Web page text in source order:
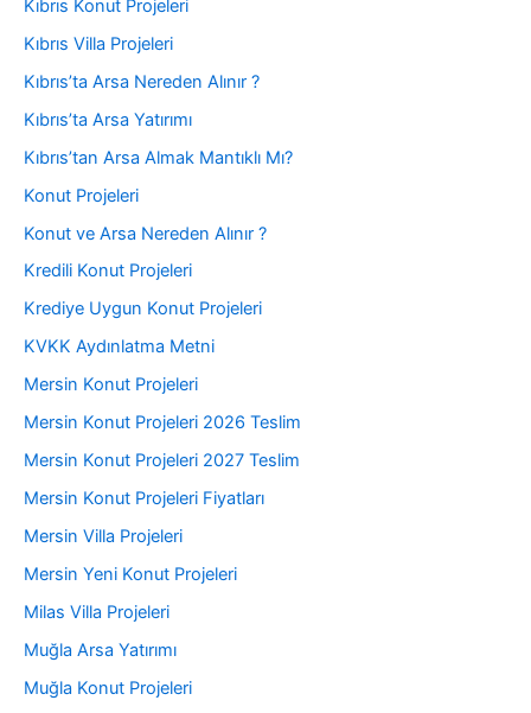
Kıbrıs Konut Projeleri
Kıbrıs Villa Projeleri
Kıbrıs’ta Arsa Nereden Alınır ?
Kıbrıs’ta Arsa Yatırımı
Kıbrıs’tan Arsa Almak Mantıklı Mı?
Konut Projeleri
Konut ve Arsa Nereden Alınır ?
Kredili Konut Projeleri
Krediye Uygun Konut Projeleri
KVKK Aydınlatma Metni
Mersin Konut Projeleri
Mersin Konut Projeleri 2026 Teslim
Mersin Konut Projeleri 2027 Teslim
Mersin Konut Projeleri Fiyatları
Mersin Villa Projeleri
Mersin Yeni Konut Projeleri
Milas Villa Projeleri
Muğla Arsa Yatırımı
Muğla Konut Projeleri